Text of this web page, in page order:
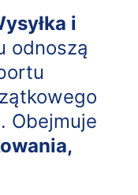
i
odnoszą
Obejmuje